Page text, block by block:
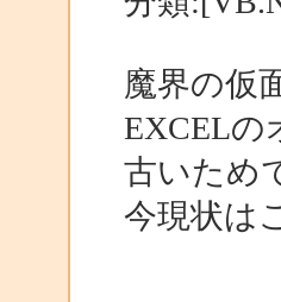
魔界の仮
EXCELの
古いため
今現状は